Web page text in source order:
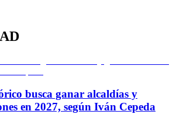
busca ganar alcaldías y
en 2027, según Iván Cepeda